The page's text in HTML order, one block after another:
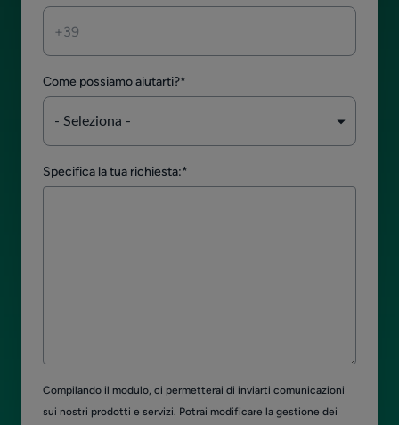
Come possiamo aiutarti?*
Specifica la tua richiesta:*
Compilando il modulo, ci permetterai di inviarti comunicazioni
sui nostri prodotti e servizi. Potrai modificare la gestione dei